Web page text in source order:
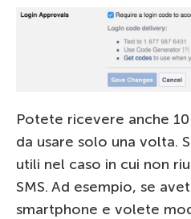
Potete ricevere anche
da usare solo una volta.
utili nel caso in cui non
SMS. Ad esempio, se
smartphone e volete